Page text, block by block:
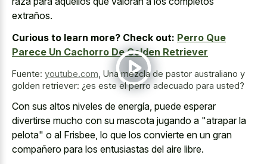
extraños.
Curious to learn more? Check out: Perro Que
Parece Un Cachorro De Golden Retriever
Fuente: youtube.com Una mezcla de pastor australiano y
golden retriever: ¿es este el perro adecuado para usted?
Con sus altos niveles de energía, puede esperar
divertirse mucho con su mascota jugando a "atrapar la
pelota" o al Frisbee, lo que los convierte en un gran
compañero para los entusiastas del aire libre.